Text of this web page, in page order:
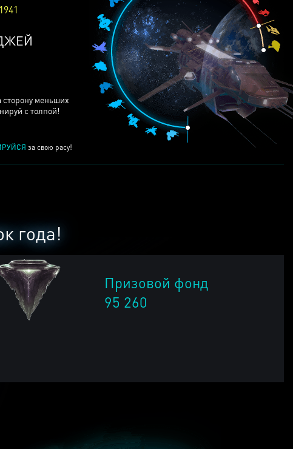
сторону меньших
с толпой!
за свою расу!
года!
Призовой фонд
95 260